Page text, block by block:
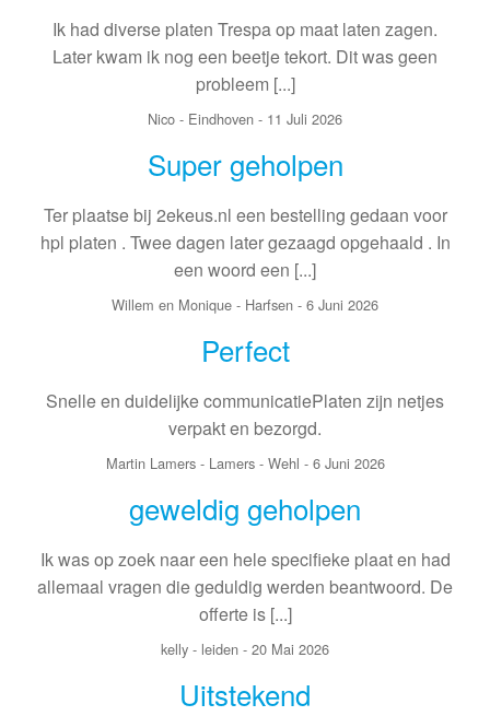
Ik had diverse platen Trespa op maat laten zagen.
Later kwam ik nog een beetje tekort. Dit was geen
probleem [...]
Nico - Eindhoven - 11 Juli 2026
Super geholpen
Ter plaatse bij 2ekeus.nl een bestelling gedaan voor
hpl platen . Twee dagen later gezaagd opgehaald . In
een woord een [...]
Willem en Monique - Harfsen - 6 Juni 2026
Perfect
Snelle en duidelijke communicatiePlaten zijn netjes
verpakt en bezorgd.
Martin Lamers - Lamers - Wehl - 6 Juni 2026
geweldig geholpen
Ik was op zoek naar een hele specifieke plaat en had
allemaal vragen die geduldig werden beantwoord. De
offerte is [...]
kelly - leiden - 20 Mai 2026
Uitstekend